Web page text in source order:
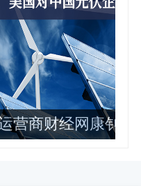
国对中国光伏